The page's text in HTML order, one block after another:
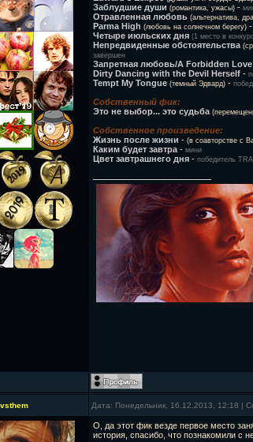
Заблудшие души (романтика, ужасы) -
Отравленная любовь (альтернатива,
Parma High (любовь на солнечном берегу) -
Четыре июльских дня (1 место в
Непредвиденные обстоятельства
завершен
Запретная любовь/A Forbidden Love
Dirty Dancing with the Devil Herself -
Tempt My Tongue (темный Эдвард) -
Собственный фик:
Это не выбор... это судьба
Собственное произведение:
Жизнь после жизни - (в соавторстве с
Каким будет завтра - мини
Цвет завтрашнего дня - победитель
vsthem Дата: Понедельник, 16.12.2013, 12:18 |
О, да этот фик везде первое место
история, спасибо, что познакомили с